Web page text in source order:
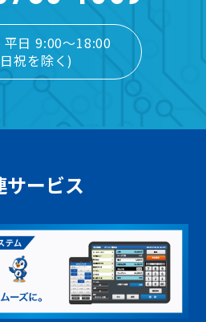
平日 9:00～18:00
祝を除く)
サービス